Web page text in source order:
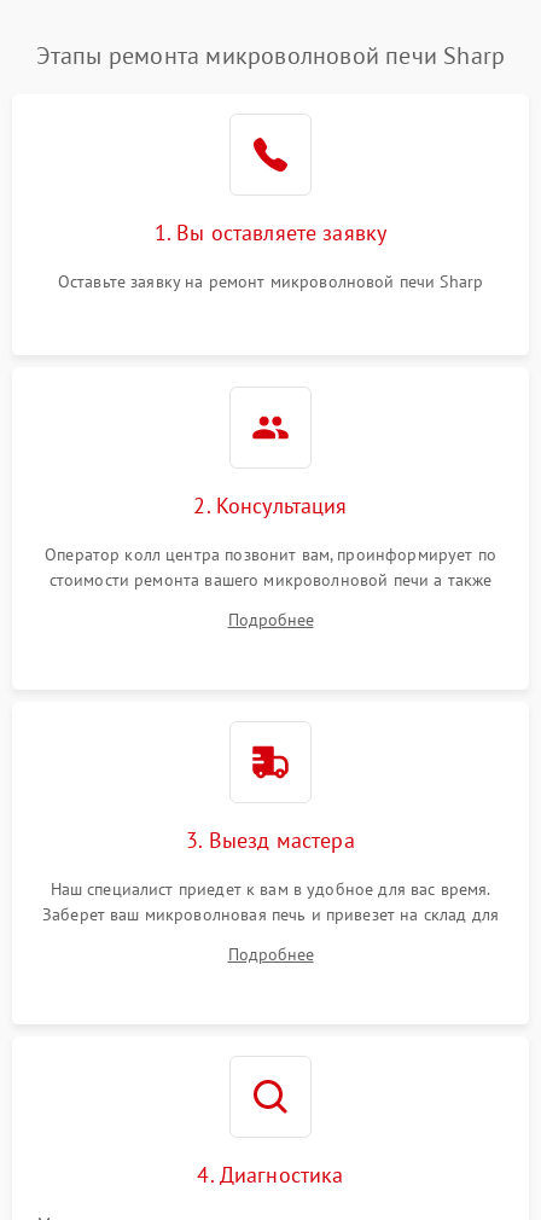
Подробнее →
2200 ₽
Не работают сенсорные
1000 ₽
Этапы ремонта микроволновой печи Sharp
1. Вы оставляете заявку
Оставьте заявку на ремонт микроволновой печи Sharp
2. Консультация
Оператор колл центра позвонит вам, проинформирует по
стоимости ремонта вашего микроволновой печи а также
Подробнее
3. Выезд мастера
Наш специалист приедет к вам в удобное для вас время.
Заберет ваш микроволновая печь и привезет на склад для
Подробнее
4. Диагностика